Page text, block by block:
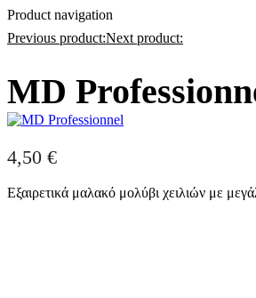
Product navigation
Previous product:Next product:
MD
4,50 €
Εξαιρετικά μαλακό μολύβι χειλιών με